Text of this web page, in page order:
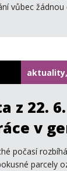
vůbec žádnou
z 22. 6.
v
počasí
parcely